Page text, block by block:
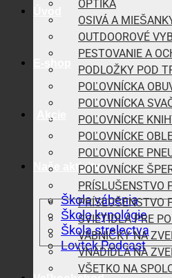
Akcie
Naše aktivity
Škola vábenia
Škola kynológie
Škola strelectva
Lovtek Podcast
OPTIKA
OSIVÁ A
OUTDOOROVÉ
PESTOVANIE A
PODLOŽKY POD
POĽOVNÍCKA
POĽOVNÍCKA
POĽOVNÍCKE
POĽOVNÍCKE
POĽOVNÍCKE
POĽOVNÍCKE
PRÍSLUŠENSTVO
PRÍSLUŠENSTVO
SVIETIDLÁ PRE
VÁBNIČKY NA
VNADIDLÁ NA
VŠETKO NA